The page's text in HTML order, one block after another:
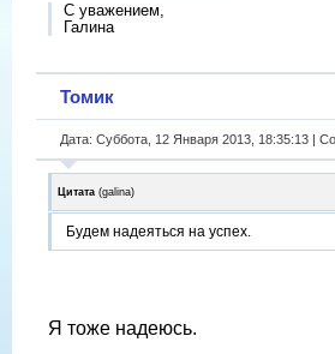
С уважением,
Галина
Томик
Дата: Суббота, 12 Января 2013, 18:35:13 |
Цитата (galina)
Будем надеяться на успех.
Я тоже надеюсь.